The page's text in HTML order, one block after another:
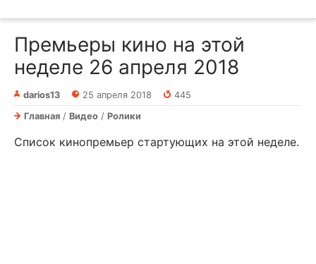
Премьеры кино на этой
неделе 26 апреля 2018
darios13 25 апреля 2018
445
Главная / Видео / Ролики
Список кинопремьер стартующих на этой неделе.